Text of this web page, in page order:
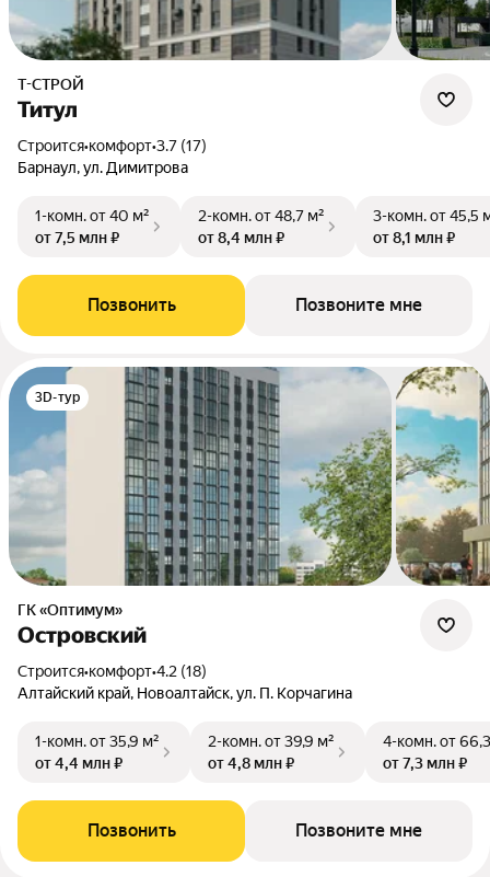
Т-СТРОЙ
Титул
Строится•комфорт•3.7 (17)
Барнаул, ул. Димитрова
1-комн.от 40 м²
от 7,5 млн ₽
2-комн.от 48,7 м²
от 8,4 млн ₽
3-комн.от 45,5
от 8,1 млн ₽
Позвонить Позвоните мне
3D-тур
ГК «Оптимум»
Островский
Строится•комфорт•4.2 (18)
Алтайский край, Новоалтайск, ул. П. Корчагина
1-комн.от 35,9 м²
от 4,4 млн ₽
2-комн.от 39,9 м²
от 4,8 млн ₽
4-комн.от
от 7,3 млн ₽
Позвонить Позвоните мне